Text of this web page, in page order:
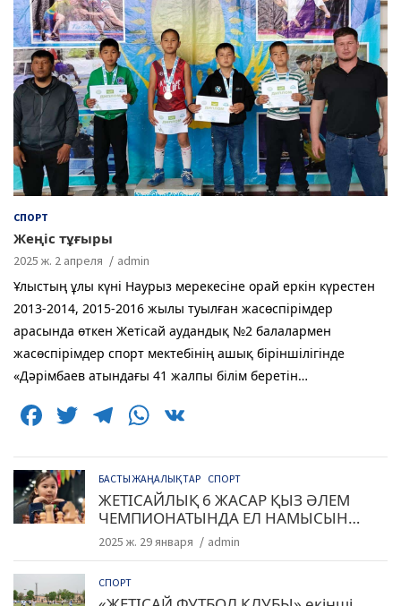
СПОРТ
Жеңіс тұғыры
2025 ж. 2 апреля admin
Ұлыстың ұлы күні Наурыз мерекесіне орай еркін күрестен
2013-2014, 2015-2016 жылы туылған жасөспірімдер
арасында өткен Жетісай аудандық №2 балалармен
жасөспірімдер спорт мектебінің ашық біріншілігінде
«Дәрімбаев атындағы 41 жалпы білім беретін…
F
c
e
b
o
o
T
itt
er
T
e
g
ra
m
W
at
s
A
p
p
БАСТЫ ЖАҢАЛЫҚТАР СПОРТ
ЖЕТІСАЙЛЫҚ 6 ЖАСАР ҚЫЗ ӘЛЕМ
ЧЕМПИОНАТЫНДА ЕЛ НАМЫСЫН
ҚОРҒАЙДЫ
2025 ж. 29 января admin
СПОРТ